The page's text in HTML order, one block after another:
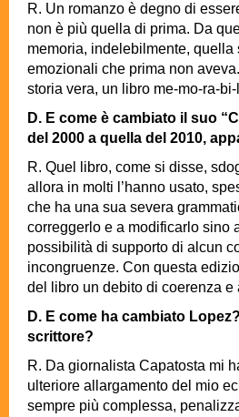
R. Un romanzo è degno di
non è più quella di prima. Da
memoria, indelebilmente,
emozionali che prima non
storia vera, un libro me-mo-ra-bi-
D. E come è cambiato il suo
del 2000 a quella del 2010,
R. Quel libro, come si disse,
allora in molti l’hanno usato,
che ha una sua severa
correggerlo e a modificarlo sino
possibilità di supporto di alcun
incongruenze. Con questa
del libro un debito di coerenza
D. E come ha cambiato
scrittore?
R. Da giornalista Capatosta mi
ulteriore allargamento del mio
sempre più complessa,